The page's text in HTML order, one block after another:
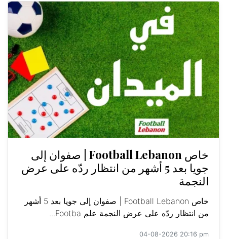
خاص Football Lebanon | صفوان إلى
جويا بعد 5 أشهر من انتظار ردّه على عرض
النجمة
خاص Football Lebanon | صفوان إلى جويا بعد 5 أشهر
من انتظار ردّه على عرض النجمة علم Footba...
04-08-2026 20:16 pm